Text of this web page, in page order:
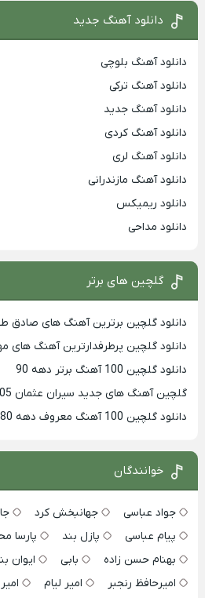
دانلود آهنگ جدید
دانلود آهنگ بلوچی
دانلود آهنگ ترکی
دانلود آهنگ جدید
دانلود آهنگ کردی
دانلود آهنگ لری
دانلود آهنگ مازندرانی
دانلود ریمیکس
دانلود مداحی
گلچین های برتر
دانلود گلچین برترین آهنگ های صادق
دانلود گلچین پرطرفدارترین آهنگ های
دانلود گلچین 100 آهنگ برتر دهه 90
گلچین آهنگ های جدید سیران عثمان 1405
دانلود گلچین 100 آهنگ معروف دهه 80
خوانندگان
جواد عباسی جهانبخش کرد
پیام عباسی
پازل بند پارسا
بهنام حسن زاده
بابی ایوان
امیرحافظ رنجبر
امیر لیام